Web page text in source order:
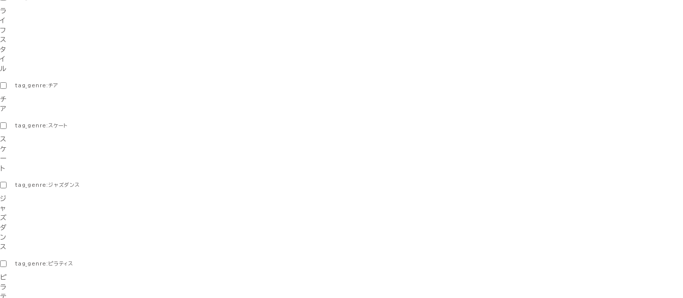
ラ
イ
フ
ス
タ
イ
ル
tag_genre:チア
チ
ア
tag_genre:スケート
ス
ケ
ー
ト
tag_genre:ジャズダンス
ジ
ャ
ズ
ダ
ン
ス
tag_genre:ピラティス
ピ
ラ